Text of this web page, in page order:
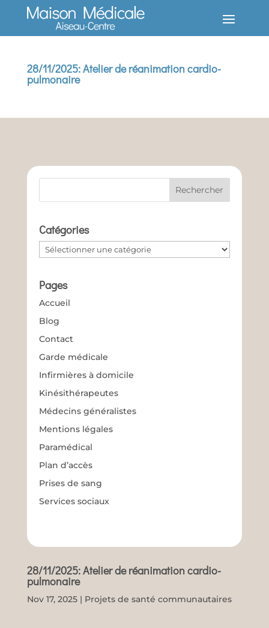
28/11/2025: Atelier de réanimation cardio-
pulmonaire
Catégories
Catégories
Pages
Accueil
Blog
Contact
Garde médicale
Infirmières à domicile
Kinésithérapeutes
Médecins généralistes
Mentions légales
Paramédical
Plan d’accès
Prises de sang
Services sociaux
28/11/2025: Atelier de réanimation cardio-
pulmonaire
Nov 17, 2025| Projets de santé communautaires